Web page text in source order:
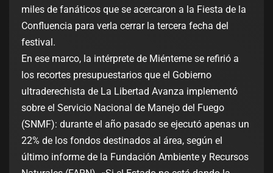
miles de fanáticos que se acercaron a la Fiesta de la
Confluencia para verla cerrar la tercera fecha del
festival.
En ese marco, la intérprete de Miénteme se refirió a
los recortes presupuestarios que el Gobierno
ultraderechista de La Libertad Avanza implementó
sobre el Servicio Nacional de Manejo del Fuego
(SNMF): durante el año pasado se ejecutó apenas un
22% de los fondos destinados al área, según el
último informe de la Fundación Ambiente y Recursos